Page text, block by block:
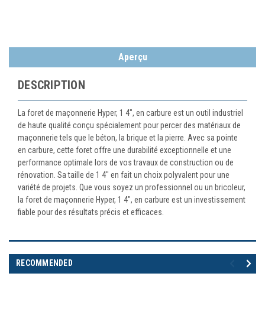
Aperçu
DESCRIPTION
La foret de maçonnerie Hyper, 1 4", en carbure est un outil industriel
de haute qualité conçu spécialement pour percer des matériaux de
maçonnerie tels que le béton, la brique et la pierre. Avec sa pointe
en carbure, cette foret offre une durabilité exceptionnelle et une
performance optimale lors de vos travaux de construction ou de
rénovation. Sa taille de 1 4" en fait un choix polyvalent pour une
variété de projets. Que vous soyez un professionnel ou un bricoleur,
la foret de maçonnerie Hyper, 1 4", en carbure est un investissement
fiable pour des résultats précis et efficaces.
RECOMMENDED